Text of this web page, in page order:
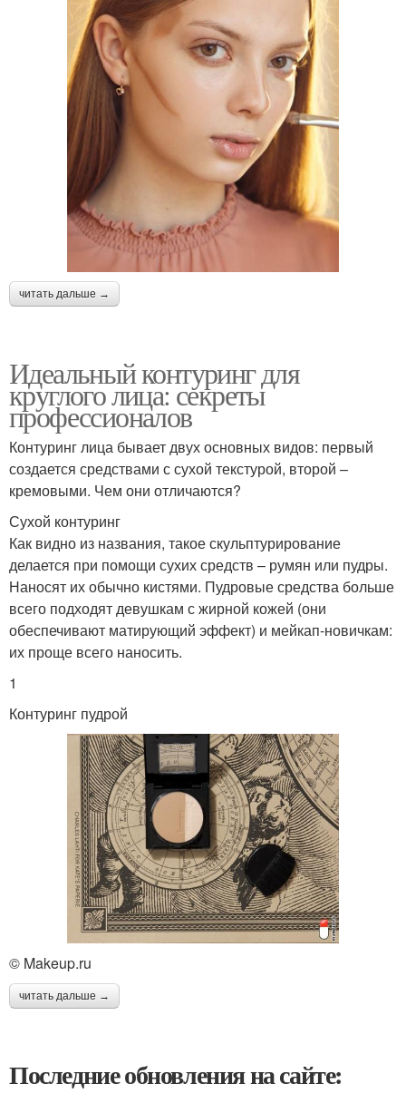
читать дальше →
Идеальный контуринг для
круглого лица: секреты
профессионалов
Контуринг лица бывает двух основных видов: первый
создается средствами с сухой текстурой, второй –
кремовыми. Чем они отличаются?
Сухой контуринг
Как видно из названия, такое скульптурирование
делается при помощи сухих средств – румян или пудры.
Наносят их обычно кистями. Пудровые средства больше
всего подходят девушкам с жирной кожей (они
обеспечивают матирующий эффект) и мейкап-новичкам:
их проще всего наносить.
1
Контуринг пудрой
© Makeup.ru
читать дальше →
Последние обновления на сайте: